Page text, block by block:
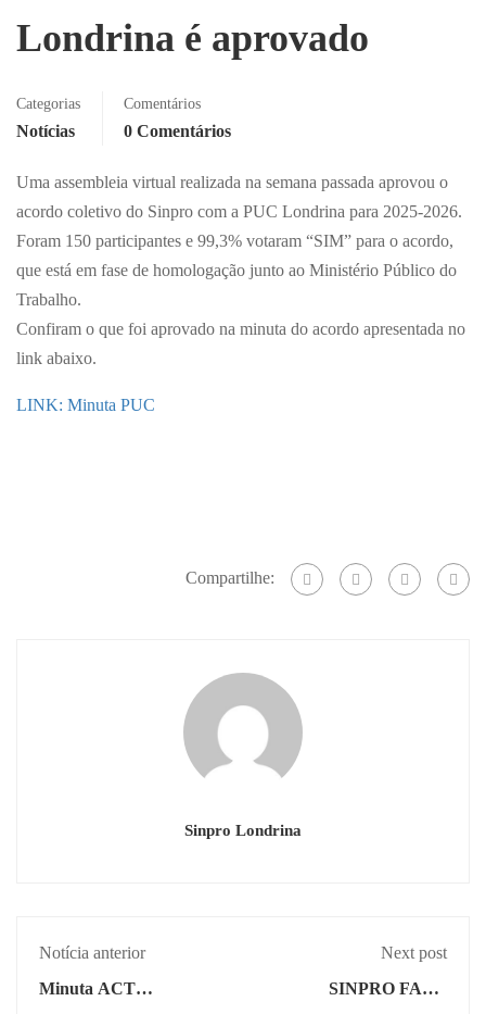
Londrina é aprovado
Categorias
Notícias
Comentários
0 Comentários
Uma assembleia virtual realizada na semana passada aprovou o
acordo coletivo do Sinpro com a PUC Londrina para 2025-2026.
Foram 150 participantes e 99,3% votaram “SIM” para o acordo,
que está em fase de homologação junto ao Ministério Público do
Trabalho.
Confiram o que foi aprovado na minuta do acordo apresentada no
link abaixo.
LINK: Minuta PUC
Compartilhe:
Sinpro Londrina
Notícia anterior
Minuta ACT
Next post
SINPRO FAZ 4